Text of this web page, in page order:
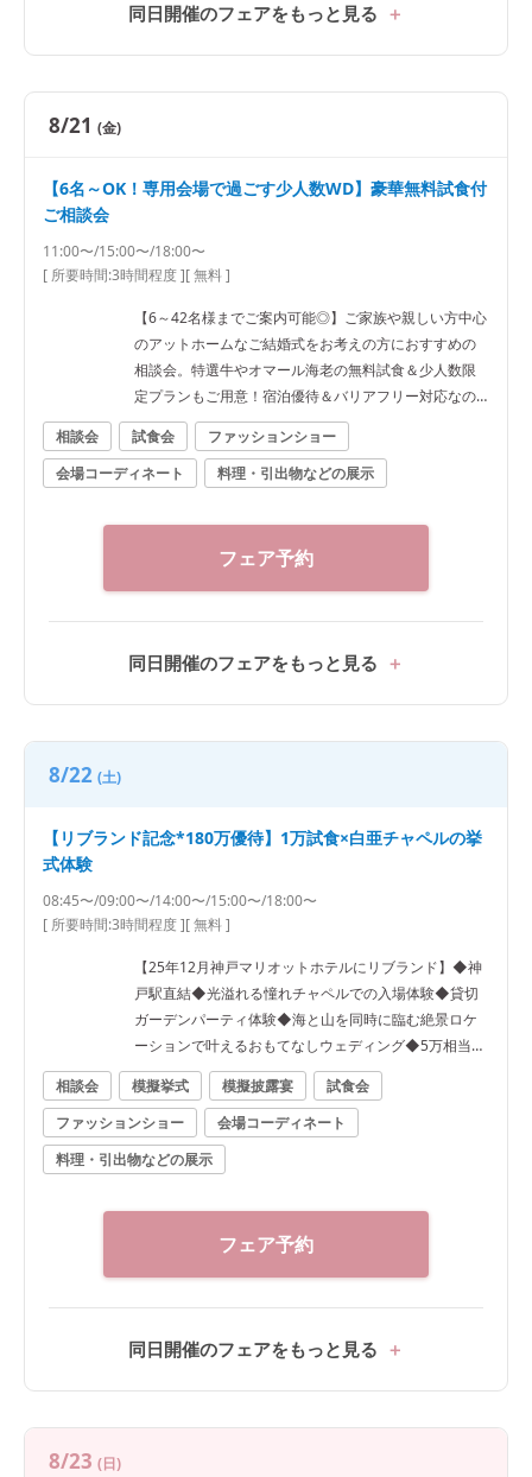
同日開催のフェアをもっと見る
8/21 (金)
【6名～OK！専用会場で過ごす少人数WD】豪華無料試食付
ご相談会
11:00〜/15:00〜/18:00〜
[ 所要時間:3時間程度][ 無料 ]
【6～42名様までご案内可能◎】ご家族や親しい方中心
のアットホームなご結婚式をお考えの方におすすめの
相談会。特選牛やオマール海老の無料試食＆少人数限
定プランもご用意！宿泊優待＆バリアフリー対応なの
で安心
相談会 試食会
ファッションショー
会場コーディネート
料理・引出物などの展示
フェア予約
同日開催のフェアをもっと見る
8/22 (土)
【リブランド記念*180万優待】1万試食×白亜チャペルの挙
式体験
08:45〜/09:00〜/14:00〜/15:00〜/18:00〜
[ 所要時間:3時間程度][ 無料 ]
【25年12月神戸マリオットホテルにリブランド】◆神
戸駅直結◆光溢れる憧れチャペルでの入場体験◆貸切
ガーデンパーティ体験◆海と山を同時に臨む絶景ロケ
ーションで叶えるおもてなしウェディング◆5万相当8
品試食
相談会 模擬挙式 模擬披露宴
試食会
ファッションショー
会場コーディネート
料理・引出物などの展示
フェア予約
同日開催のフェアをもっと見る
8/23 (日)